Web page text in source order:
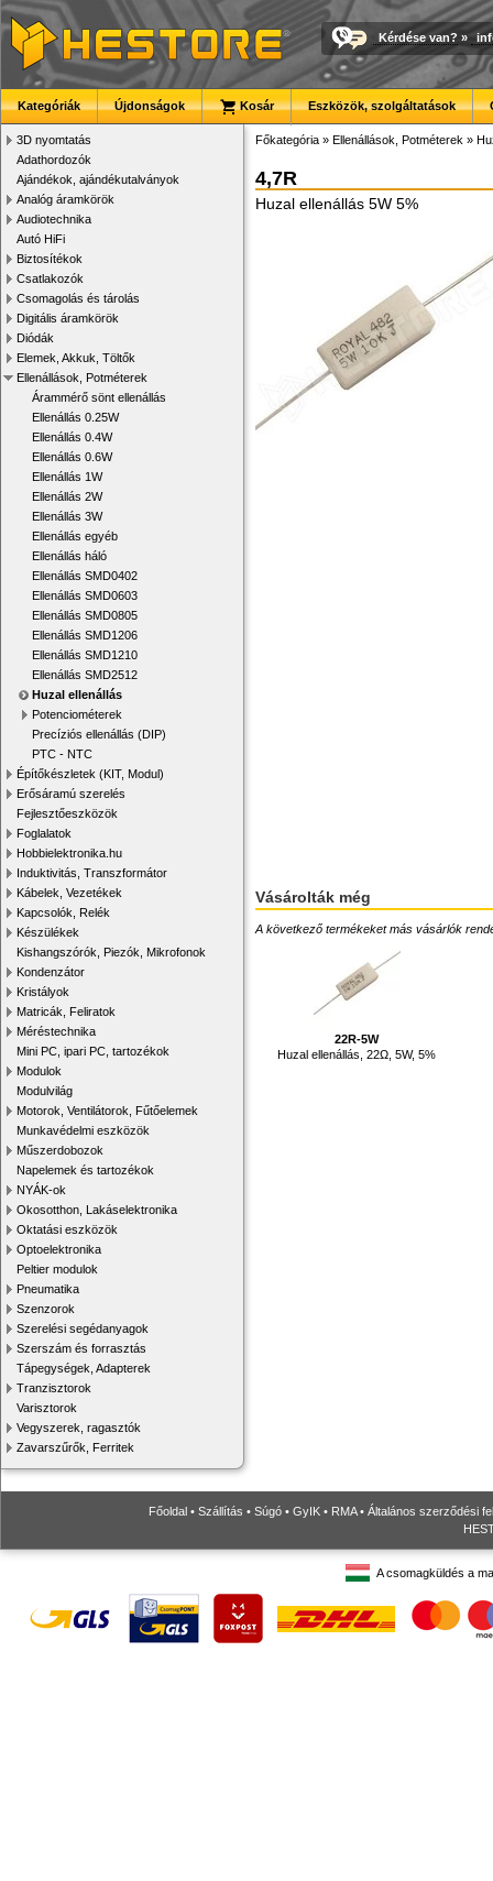
Kérdése van? »
Kategóriák Újdonságok Kosár Eszközök, szolgáltatások
3D nyomtatás
Adathordozók
Ajándékok, ajándékutalványok
Analóg áramkörök
Audiotechnika
Autó HiFi
Biztosítékok
Csatlakozók
Csomagolás és tárolás
Digitális áramkörök
Diódák
Elemek, Akkuk, Töltők
Ellenállások, Potméterek
Árammérő sönt ellenállás
Ellenállás 0.25W
Ellenállás 0.4W
Ellenállás 0.6W
Ellenállás 1W
Ellenállás 2W
Ellenállás 3W
Ellenállás egyéb
Ellenállás háló
Ellenállás SMD0402
Ellenállás SMD0603
Ellenállás SMD0805
Ellenállás SMD1206
Ellenállás SMD1210
Ellenállás SMD2512
Huzal ellenállás
Potenciométerek
Precíziós ellenállás (DIP)
PTC - NTC
Építőkészletek (KIT, Modul)
Erősáramú szerelés
Fejlesztőeszközök
Foglalatok
Hobbielektronika.hu
Induktivitás, Transzformátor
Kábelek, Vezetékek
Kapcsolók, Relék
Készülékek
Kishangszórók, Piezók, Mikrofonok
Kondenzátor
Kristályok
Matricák, Feliratok
Méréstechnika
Mini PC, ipari PC, tartozékok
Modulok
Modulvilág
Motorok, Ventilátorok, Fűtőelemek
Munkavédelmi eszközök
Műszerdobozok
Napelemek és tartozékok
NYÁK-ok
Okosotthon, Lakáselektronika
Oktatási eszközök
Optoelektronika
Peltier modulok
Pneumatika
Szenzorok
Szerelési segédanyagok
Szerszám és forrasztás
Tápegységek, Adapterek
Tranzisztorok
Varisztorok
Vegyszerek, ragasztók
Zavarszűrők, Ferritek
Főkategória » Ellenállások, Potméterek »
4,7R
Huzal ellenállás 5W 5%
Vásárolták még
A következő termékeket más vásárlók
22R-5W
Huzal ellenállás, 22Ω, 5W, 5%
Főoldal • Szállítás • Súgó • GyIK • RMA• Általános szerződési
A csomagküldés a